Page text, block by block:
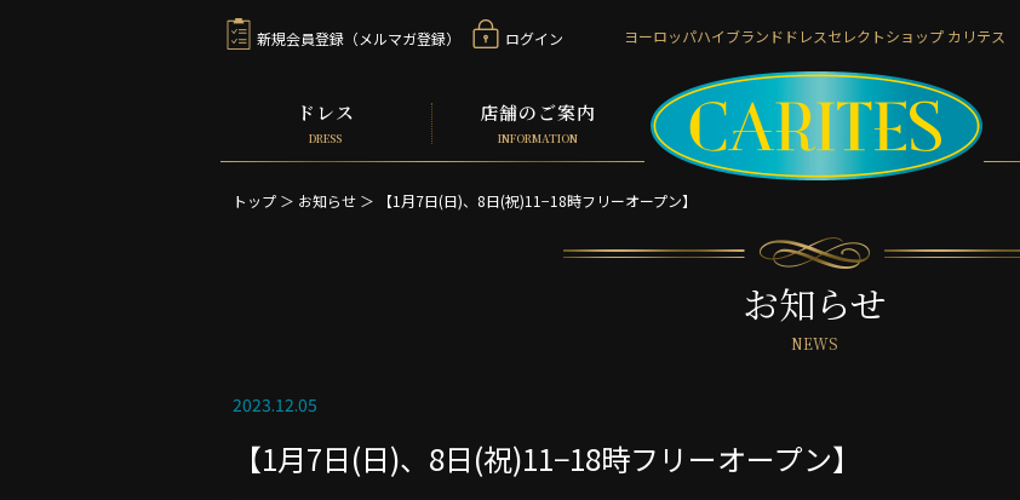
ヨーロッパハイブランド ドレスセレクトショップ カリテス
ドレス
DRESS
店舗のご案内
INFORMATION
新規会員登録（メルマガ登録） ログイン
トップ ＞ お知らせ ＞ 【1月7日(日)、8日(祝)11−18時フリーオープン】
お知らせ
NEWS
2023.12.05
【1月7日(日)、8日(祝)11−18時フリーオープン】